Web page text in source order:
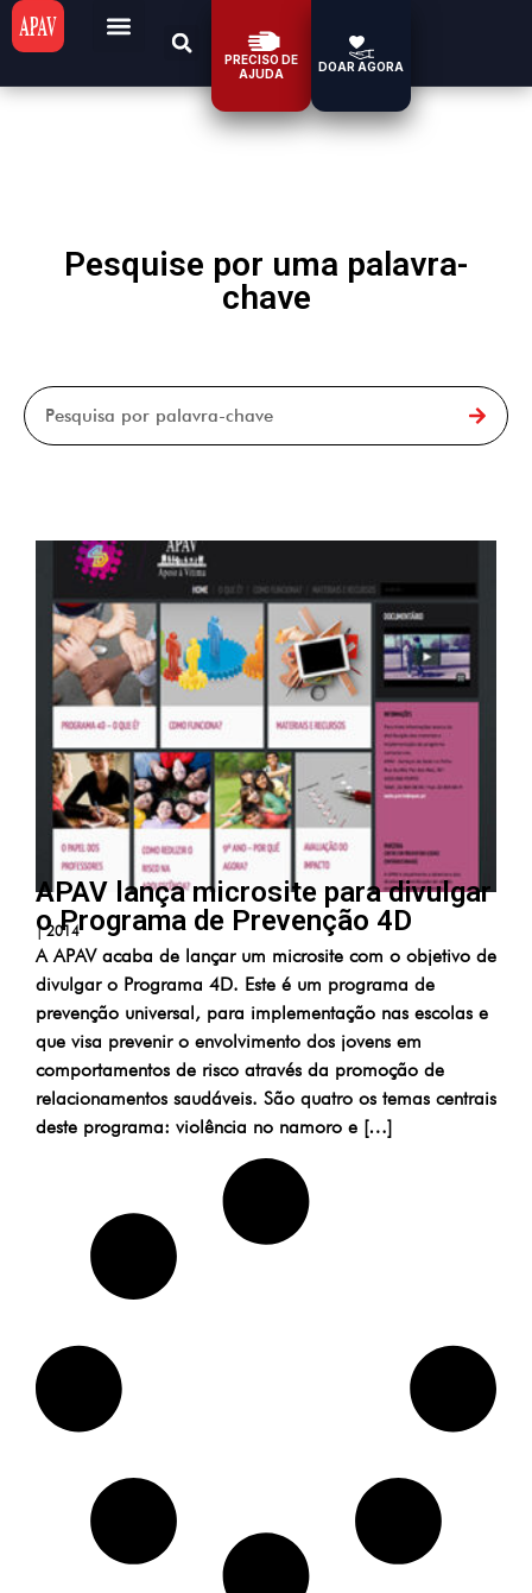
PRECISO DE
AJUDA
DOAR AGORA
Pesquise por uma palavra-
chave
APAV lança microsite para divulgar
o Programa de Prevenção 4D
| 2014
A APAV acaba de lançar um microsite com o objetivo de
divulgar o Programa 4D. Este é um programa de
prevenção universal, para implementação nas escolas e
que visa prevenir o envolvimento dos jovens em
comportamentos de risco através da promoção de
relacionamentos saudáveis. São quatro os temas centrais
deste programa: violência no namoro e […]